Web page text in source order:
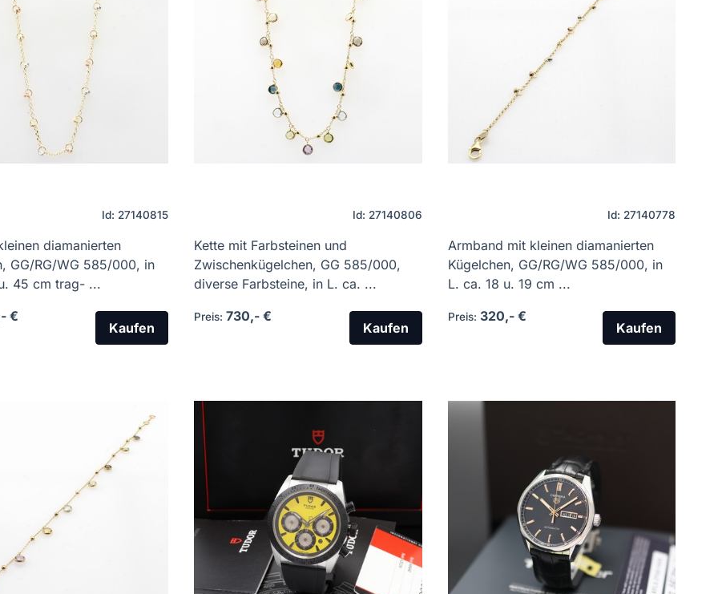
Id: 27140815
diamanierten
GG/RG/WG 585/000, in
45 cm trag- ...
€
Kaufen
Id: 27140806
Kette mit Farbsteinen und
Zwischenkügelchen, GG 585/000,
diverse Farbsteine, in L. ca. ...
Preis: 730,- €
Kaufen
Id: 27140778
Armband mit kleinen diamanierten
Kügelchen, GG/RG/WG 585/000, in
L. ca. 18 u. 19 cm ...
Preis: 320,- €
Kaufen